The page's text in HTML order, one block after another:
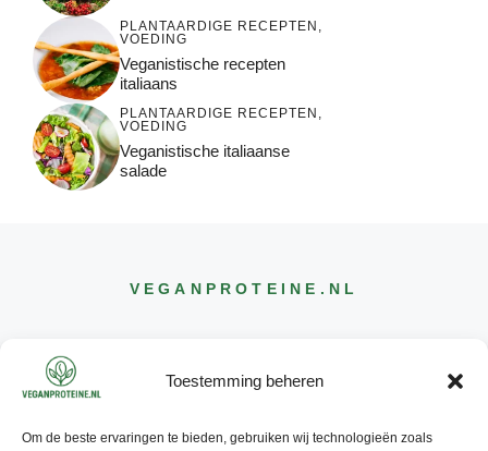
Toestemming beheren
Om de beste ervaringen te bieden, gebruiken wij technologieën zoals
PLANTAARDIGE RECEPTEN ,
VOEDING
Veganistische recepten
italiaans
PLANTAARDIGE RECEPTEN ,
VOEDING
Veganistische italiaanse
salade
VEGANPROTEINE .NL
CONTACT